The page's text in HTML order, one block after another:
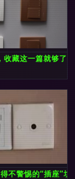
收藏这一篇就够了
不警惕的“插座”坑